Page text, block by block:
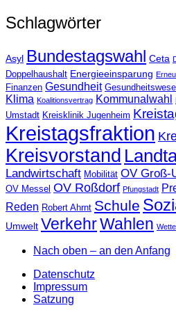
Schlagwörter
Asyl Bundestagswahl Ceta
Doppelhaushalt Energieeinsparung
Finanzen Gesundheit
Klima Koalitionsvertrag Kommunalwahl
Umstadt Kreisklinik Jugenheim
Kreistagsfraktion
Kreisvorstand
Landwirtschaft Mobilität OV Groß-
OV Messel OV Roßdorf Pfungstadt
Reden Robert Ahrnt Schule
Umwelt VerkehrWahlen
Nach oben – an den Anfang
Datenschutz
Impressum
Satzung